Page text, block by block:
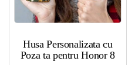
Husa Personalizata cu
Poza ta pentru Honor 8